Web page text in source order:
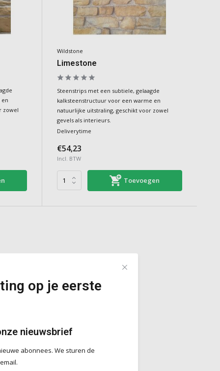
zowel
Wildstone
Limestone
Steenstrips met een subtiele, gelaagde
kalksteenstructuur voor een warme en
natuurlijke uitstraling, geschikt voor zowel
gevels als interieurs.
Deliverytime
€54,23
Incl. BTW
Toevoegen
op je eerste
nieuwsbrief
abonnees. We sturen de